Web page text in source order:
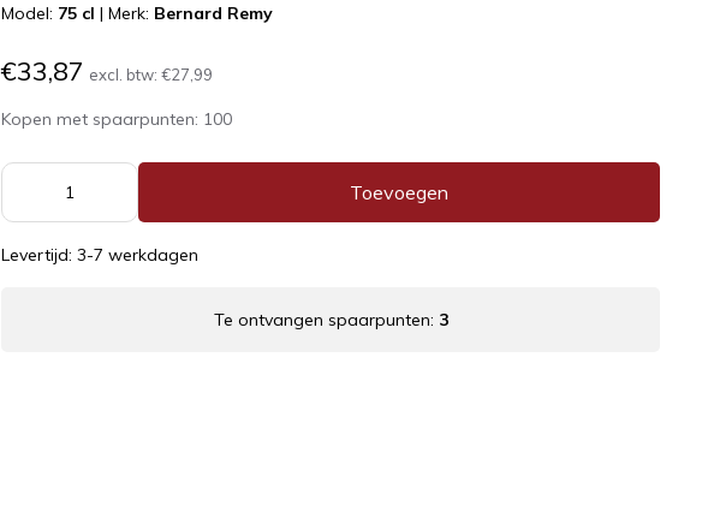
Model: 75 cl |Merk: Bernard Remy
€33,87 excl. btw:€27,99
Kopen met spaarpunten: 100
Toevoegen
Levertijd: 3-7 werkdagen
Te ontvangen spaarpunten: 3